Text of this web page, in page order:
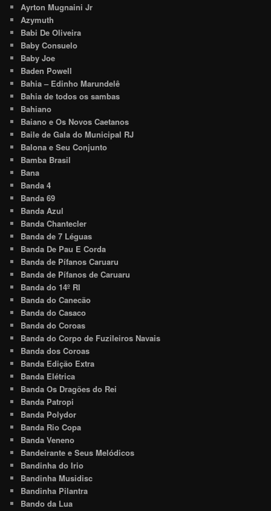
Ayrton Mugnaini Jr
Azymuth
Babi De Oliveira
Baby Consuelo
Baby Joe
Baden Powell
Bahia – Edinho Marundelê
Bahia de todos os sambas
Bahiano
Baiano e Os Novos Caetanos
Baile de Gala do Municipal RJ
Balona e Seu Conjunto
Bamba Brasil
Bana
Banda 4
Banda 69
Banda Azul
Banda Chantecler
Banda de 7 Léguas
Banda De Pau E Corda
Banda de Pífanos Caruaru
Banda de Pífanos de Caruaru
Banda do 14º RI
Banda do Canecão
Banda do Casaco
Banda do Coroas
Banda do Corpo de Fuzileiros Navais
Banda dos Coroas
Banda Edição Extra
Banda Elétrica
Banda Os Dragões do Rei
Banda Patropi
Banda Polydor
Banda Rio Copa
Banda Veneno
Bandeirante e Seus Melódicos
Bandinha do Irio
Bandinha Musidisc
Bandinha Pilantra
Bando da Lua